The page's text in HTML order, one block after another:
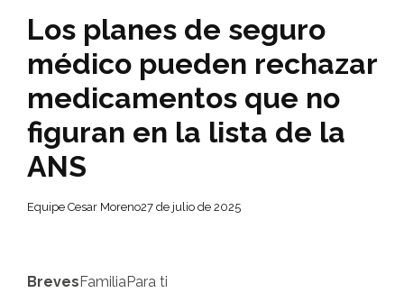
Los planes de seguro
médico pueden rechazar
medicamentos que no
figuran en la lista de la
ANS
Equipe Cesar Moreno27 de julio de 2025
BrevesFamiliaPara ti